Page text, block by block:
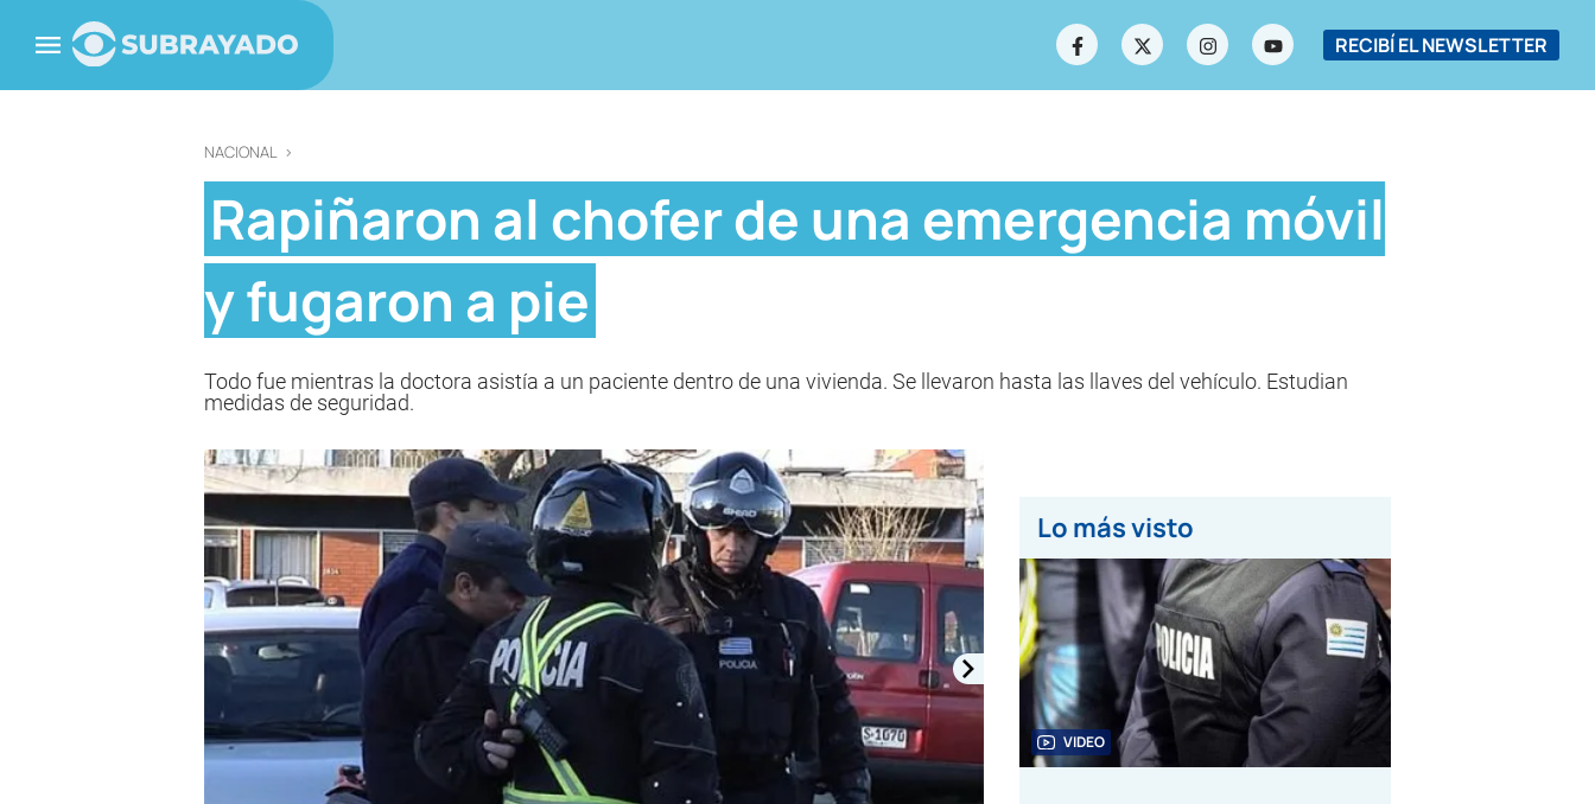
RECIBÍ EL NEWSLETTER
NACIONAL >
Rapiñaron al chofer de una emergencia móvil
y fugaron a pie
Todo fue mientras la doctora asistía a un paciente dentro de una vivienda. Se llevaron hasta las llaves del vehículo. Estudian
medidas de seguridad.
Lo más visto
VIDEO